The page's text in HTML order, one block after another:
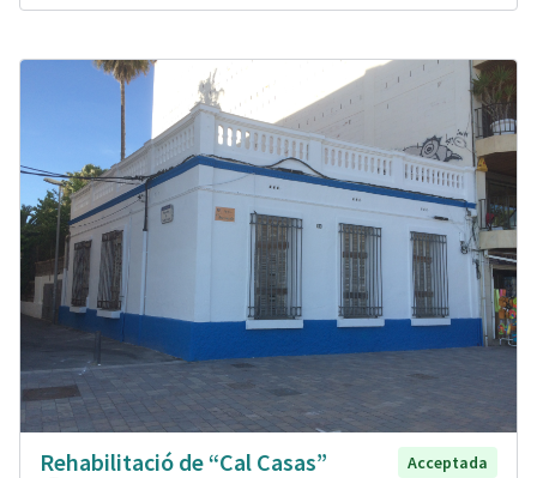
Rehabilitació de “Cal Casas”
Acceptada